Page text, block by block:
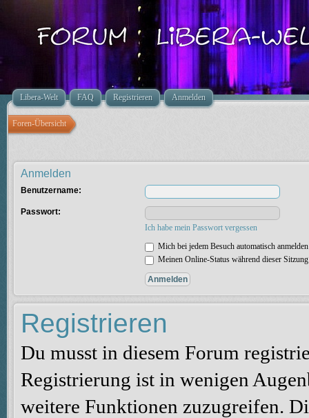
Libera-Welt FAQ Registrieren Anmelden
Foren-Übersicht
Anmelden
Benutzername:
Passwort:
Ich habe mein Passwort vergessen
Mich bei jedem Besuch automatisch anmelden
Meinen Online-Status während dieser
Registrieren
Du musst in diesem Forum
Registrierung ist in wenigen
weitere Funktionen zuzugreifen.